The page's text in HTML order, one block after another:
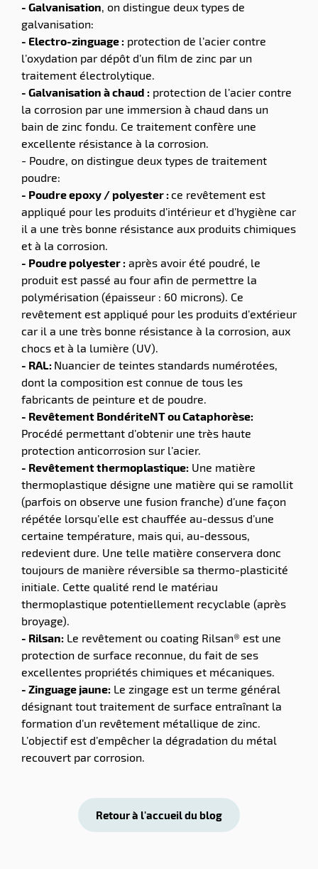
- Galvanisation, on distingue deux types de
galvanisation:
- Electro-zinguage : protection de l’acier contre
l’oxydation par dépôt d’un film de zinc par un
traitement électrolytique.
- Galvanisation à chaud : protection de l’acier contre
la corrosion par une immersion à chaud dans un
bain de zinc fondu. Ce traitement confère une
excellente résistance à la corrosion.
- Poudre, on distingue deux types de traitement
poudre:
- Poudre epoxy / polyester :ce revêtement est
appliqué pour les produits d’intérieur et d’hygiène car
il a une très bonne résistance aux produits chimiques
et à la corrosion.
- Poudre polyester : après avoir été poudré, le
produit est passé au four afin de permettre la
polymérisation (épaisseur : 60 microns). Ce
revêtement est appliqué pour les produits d’extérieur
car il a une très bonne résistance à la corrosion, aux
chocs et à la lumière (UV).
- RAL: Nuancier de teintes standards numérotées,
dont la composition est connue de tous les
fabricants de peinture et de poudre.
- Revêtement BondériteNT ou Cataphorèse:
Procédé permettant d’obtenir une très haute
protection anticorrosion sur l’acier.
- Revêtement thermoplastique: Une matière
thermoplastique désigne une matière qui se ramollit
(parfois on observe une fusion franche) d’une façon
répétée lorsqu’elle est chauffée au-dessus d’une
certaine température, mais qui, au-dessous,
redevient dure. Une telle matière conservera donc
toujours de manière réversible sa thermo-plasticité
initiale. Cette qualité rend le matériau
thermoplastique potentiellement recyclable (après
broyage).
- Rilsan: Le revêtement ou coating Rilsan® est une
protection de surface reconnue, du fait de ses
excellentes propriétés chimiques et mécaniques.
- Zinguage jaune: Le zingage est un terme général
désignant tout traitement de surface entraînant la
formation d’un revêtement métallique de zinc.
L’objectif est d’empêcher la dégradation du métal
recouvert par corrosion.
Retour à l'accueil du blog